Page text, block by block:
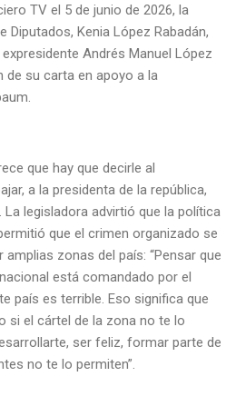
TV el 5 de junio de 2026, la
Diputados, Kenia López Rabadán,
Andrés Manuel López
de su carta en apoyo a la
que hay que decirle al
a la presidenta de la república,
La legisladora advirtió que la política
que el crimen organizado se
zonas del país: “Pensar que
está comandado por el
país es terrible. Eso significa que
si el cártel de la zona no te lo
ser feliz, formar parte de
no te lo permiten”.